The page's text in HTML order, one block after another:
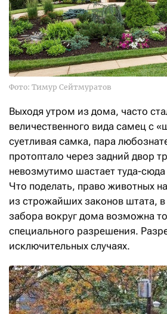
Фото: Тимур Сейтмуратов
Выходя утром из дома, часто
величественного вида самец с
суетливая самка, пара
протоптало через задний двор
невозмутимо шастает туда-
Что поделать, право животных
из строжайших законов штата, в
забора вокруг дома возможна
специального разрешения.
исключительных случаях.